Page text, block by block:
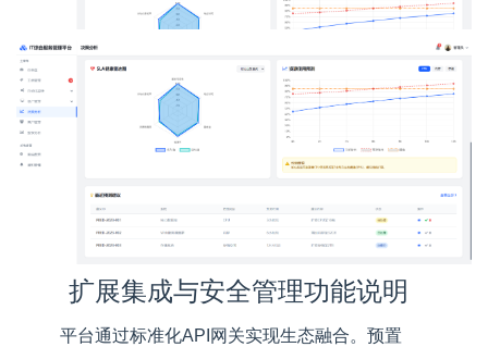
扩展集成与安全管理功能说明
平台通过标准化API网关实现生态融合。预置